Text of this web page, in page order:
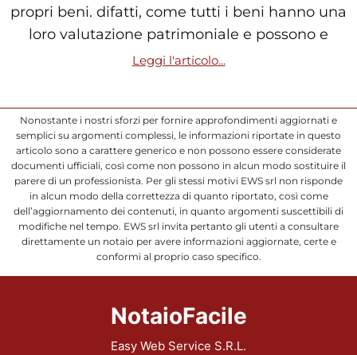
propri beni. difatti, come tutti i beni hanno una
loro valutazione patrimoniale e possono e
Leggi l'articolo...
Nonostante i nostri sforzi per fornire approfondimenti aggiornati e
semplici su argomenti complessi, le informazioni riportate in questo
articolo sono a carattere generico e non possono essere considerate
documenti ufficiali, così come non possono in alcun modo sostituire il
parere di un professionista. Per gli stessi motivi EWS srl non risponde
in alcun modo della correttezza di quanto riportato, così come
dell’aggiornamento dei contenuti, in quanto argomenti suscettibili di
modifiche nel tempo. EWS srl invita pertanto gli utenti a consultare
direttamente un notaio per avere informazioni aggiornate, certe e
conformi al proprio caso specifico.
NotaioFacile
Easy Web Service S.R.L.